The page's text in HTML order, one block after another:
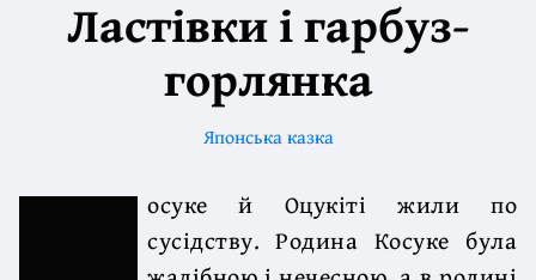
Ластівки і гарбуз-
горлянка
Японська казка
осуке й Оцукіті жили по
сусідству. Родина Косуке була